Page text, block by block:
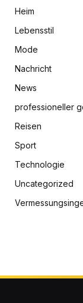
Heim
Lebensstil
Mode
Nachricht
News
professioneller
Reisen
Sport
Technologie
Uncategorized